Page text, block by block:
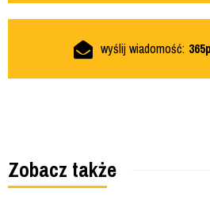
wyślij wiadomość:
Zobacz także